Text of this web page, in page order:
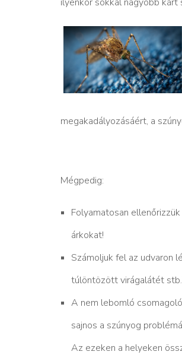
megakadályozásáért, a
Mégpedig:
Folyamatosan
árkokat!
Számoljuk fel az udvaron
túlöntözött virágalátét
A nem lebomló
sajnos a szúnyog
Az ezeken a helyeken